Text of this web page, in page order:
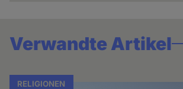
Verwandte Artikel
RELIGIONEN